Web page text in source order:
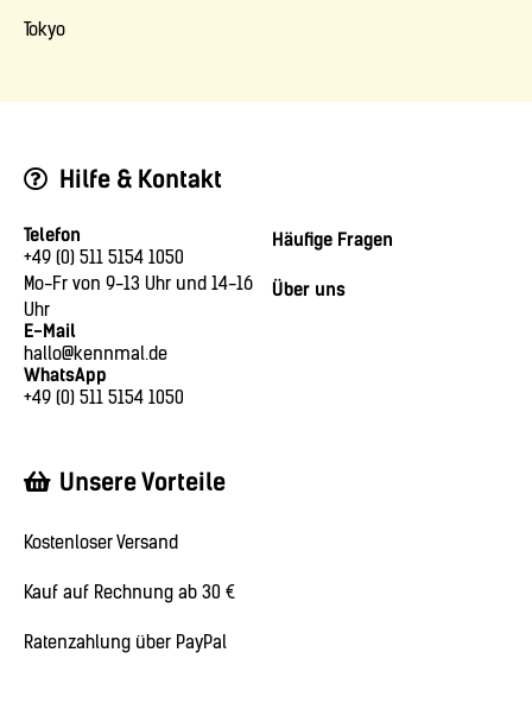
Tokyo
Hilfe & Kontakt
Unsere Vorteile
Telefon
+49 (0) 511 5154 1050
Mo-Fr von 9-13 Uhr und 14-16
Uhr
E-Mail
hallo@kennmal.de
WhatsApp
+49 (0) 511 5154 1050
Häufige Fragen
Über uns
Kostenloser Versand
Kauf auf Rechnung ab 30 €
Ratenzahlung über PayPal